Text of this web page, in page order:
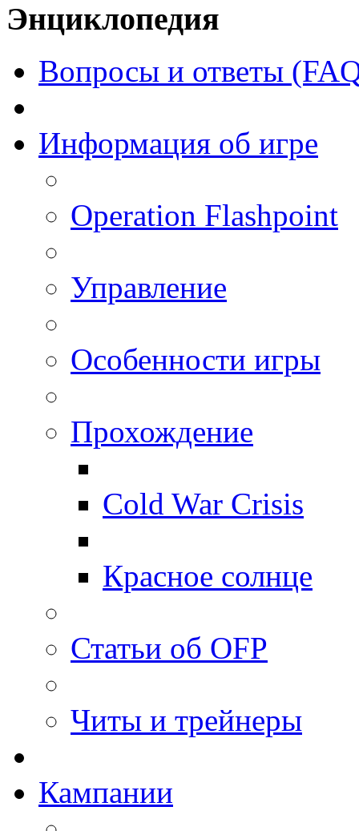
Энциклопедия
Вопросы и ответы
Информация об игре
Operation Flashpoint
Управление
Особенности игры
Прохождение
Cold War Crisis
Красное солнце
Статьи об OFP
Читы и трейнеры
Кампании